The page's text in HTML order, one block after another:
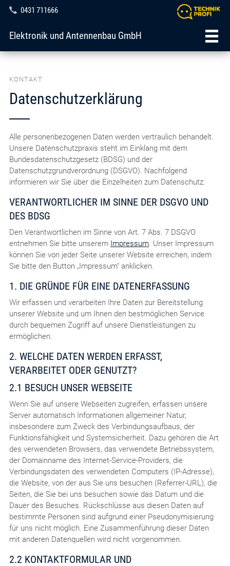
0431 711666
Elektronik und Antennenbau GmbH
KONTAKT
Datenschutzerklärung
Alle personenbezogenen Daten werden vertraulich behandelt.
Unsere Datenschutzpraxis steht im Einklang mit dem
Bundesdatenschutzgesetz (BDSG) und der
Datenschutzgrundverordnung (DSGVO). Nachfolgend
informieren wir Sie über die Einzelheiten zum Datenschutz:
VERANTWORTLICHER IM SINNE DER DSGVO UND
DES BDSG
Den Verantwortlichen im Sinne von Art. 7 Abs. 7 DSGVO
entnehmen Sie bitte unserem Impressum. Unser Impressum
können Sie von jeder Seite unserer Website erreichen, indem
Sie bitte den Button „Impressum“ anklicken.
1. DIE GRÜNDE FÜR EINE DATENERFASSUNG
Wir erfassen und verarbeiten Ihre Daten zur Bereitstellung
unserer Website und um Ihnen den bestmöglichen Service
durch bequemen Zugriff auf unsere Dienstleistungen zu
ermöglichen.
2. WELCHE DATEN WERDEN ERFASST,
VERARBEITET ODER GENUTZT?
2.1 BESUCH UNSER WEBSEITE
Wenn Sie auf unsere Webseiten zugreifen, erfassen unsere
Server automatisch Informationen allgemeiner Natur,
insbesondere zum Zweck des Verbindungsaufbaus, der
Funktionsfähigkeit und Systemsicherheit. Dazu gehören die Art
des verwendeten Browsers, das verwendete Betriebssystem,
der Domainname des Internet-Service-Providers, die
Verbindungsdaten des verwendeten Computers (IP-Adresse),
die Website, von der aus Sie uns besuchen (Referrer-URL), die
Seiten, die Sie bei uns besuchen sowie das Datum und die
Dauer des Besuches. Rückschlüsse aus diesen Daten auf
bestimmte Personen sind aufgrund einer Pseudonymisierung
für uns nicht möglich. Eine Zusammenführung dieser Daten
mit anderen Datenquellen wird nicht vorgenommen.
2.2 KONTAKTFORMULAR UND